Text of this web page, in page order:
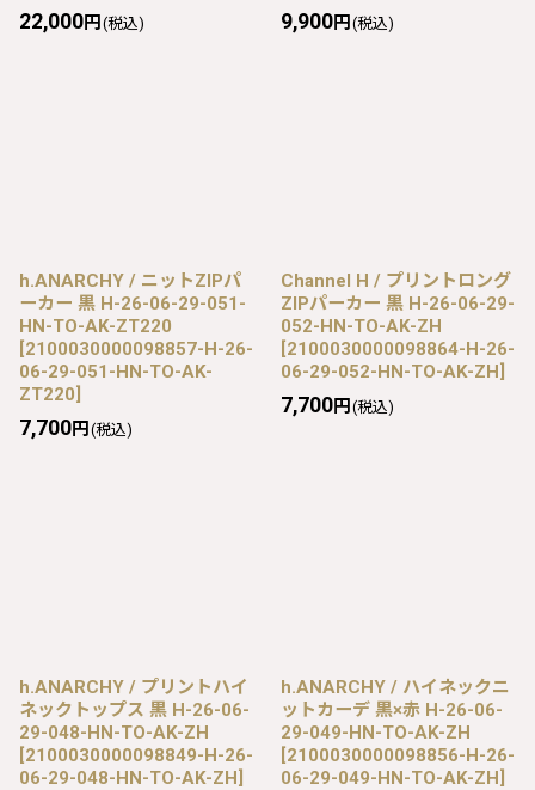
22,000円 (税込) 9,900円 (税込)
h.ANARCHY / ニットZIPパ
ーカー 黒 H-26-06-29-051-
HN-TO-AK-ZT220
[2100030000098857-H-26-
06-29-051-HN-TO-AK-
ZT220]
7,700円 (税込)
Channel H / プリントロング
ZIPパーカー 黒 H-26-06-29-
052-HN-TO-AK-ZH
[2100030000098864-H-26-
06-29-052-HN-TO-AK-ZH]
7,700円 (税込)
h.ANARCHY / プリントハイ
ネックトップス 黒 H-26-06-
29-048-HN-TO-AK-ZH
[2100030000098849-H-26-
06-29-048-HN-TO-AK-ZH]
h.ANARCHY / ハイネックニ
ットカーデ 黒×赤 H-26-06-
29-049-HN-TO-AK-ZH
[2100030000098856-H-26-
06-29-049-HN-TO-AK-ZH]